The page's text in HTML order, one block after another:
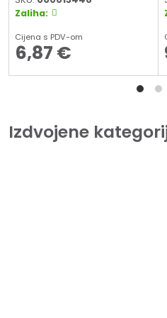
Zaliha:
Cijena s PDV-om
6,87 €
Izdvojene